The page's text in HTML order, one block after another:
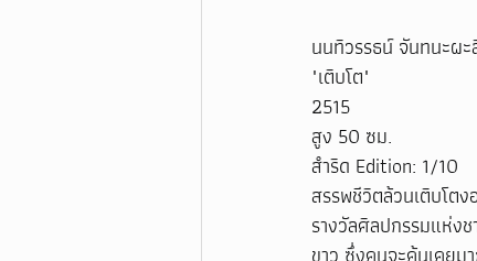
นนทิวรรธน์ จันทนะผะ
"เติบโต"
2515
สูง 50 ซม.
สำริด Edition: 1/10
สรรพชีวิตล้วนเติบโตง
รางวัลศิลปกรรมแห่ง